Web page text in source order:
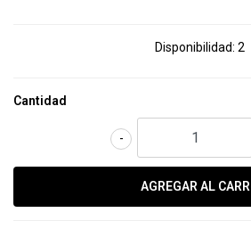
Disponibilidad: 2
Cantidad
-